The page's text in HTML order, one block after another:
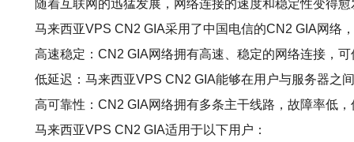
随着互联网的迅猛发展，网络连接的速度和稳定性变得
马来西亚VPS CN2 GIA采用了中国电信的CN2 GIA网络
高速稳定：CN2 GIA网络拥有高速、稳定的网络连接，
低延迟：马来西亚VPS CN2 GIA能够在用户与服务器之
高可靠性：CN2 GIA网络拥有多条主干线路，故障率低
马来西亚VPS CN2 GIA适用于以下用户：